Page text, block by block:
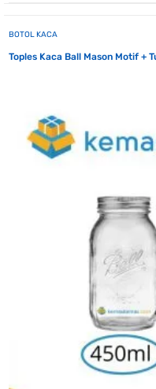
BOTOL KACA
Toples Kaca Ball Mason Motif +